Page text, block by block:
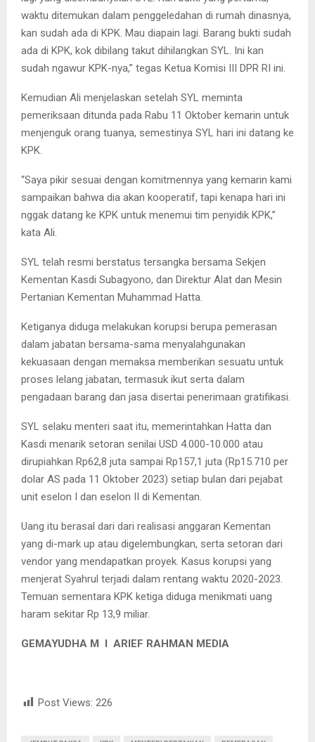
waktu ditemukan dalam penggeledahan di rumah dinasnya,
kan sudah ada di KPK. Mau diapain lagi. Barang bukti sudah
ada di KPK, kok dibilang takut dihilangkan SYL. Ini kan
sudah ngawur KPK-nya,” tegas Ketua Komisi III DPR RI ini.
Kemudian Ali menjelaskan setelah SYL meminta
pemeriksaan ditunda pada Rabu 11 Oktober kemarin untuk
menjenguk orang tuanya, semestinya SYL hari ini datang ke
KPK.
“Saya pikir sesuai dengan komitmennya yang kemarin kami
sampaikan bahwa dia akan kooperatif, tapi kenapa hari ini
nggak datang ke KPK untuk menemui tim penyidik KPK,”
kata Ali.
SYL telah resmi berstatus tersangka bersama Sekjen
Kementan Kasdi Subagyono, dan Direktur Alat dan Mesin
Pertanian Kementan Muhammad Hatta.
Ketiganya diduga melakukan korupsi berupa pemerasan
dalam jabatan bersama-sama menyalahgunakan
kekuasaan dengan memaksa memberikan sesuatu untuk
proses lelang jabatan, termasuk ikut serta dalam
pengadaan barang dan jasa disertai penerimaan gratifikasi.
SYL selaku menteri saat itu, memerintahkan Hatta dan
Kasdi menarik setoran senilai USD 4.000-10.000 atau
dirupiahkan Rp62,8 juta sampai Rp157,1 juta (Rp15.710 per
dolar AS pada 11 Oktober 2023) setiap bulan dari pejabat
unit eselon I dan eselon II di Kementan.
Uang itu berasal dari dari realisasi anggaran Kementan
yang di-mark up atau digelembungkan, serta setoran dari
vendor yang mendapatkan proyek. Kasus korupsi yang
menjerat Syahrul terjadi dalam rentang waktu 2020-2023.
Temuan sementara KPK ketiga diduga menikmati uang
haram sekitar Rp 13,9 miliar.
GEMAYUDHA M I ARIEF RAHMAN MEDIA
Post Views: 226